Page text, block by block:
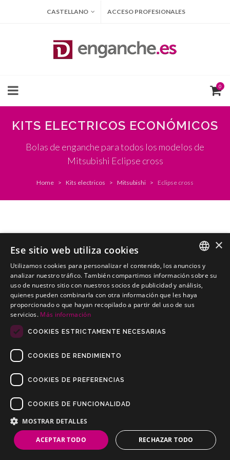
CASTELLANO ACCESO PROFESIONALES
0
KITS ELECTRICOS ECONÓMICOS
Bolas de enganche para todos los modelos de
Mitsubishi Eclipse cross
Home Kits electricos Mitsubishi Eclipse cross
MITSUBISHI Eclipse Cross SUV
Kits electricos económicos para MITSUBISHI Eclipse Cross SUV
Copyrights © 2019 Todos los Derechos Reservados Dilusur, S.L.
Condiciones de Venta /
Política de Privacidad
/Política de Cookies
SPANISH
PORTUGUESE
×
Ese sitio web utiliza cookies
Utilizamos cookies para personalizar el contenido, los anuncios y
analizar nuestro tráfico. También compartimos información sobre su
uso de nuestro sitio con nuestros socios de publicidad y análisis,
quienes pueden combinarla con otra información que les haya
proporcionado o que hayan recopilado a partir del uso de sus
servicios. Más información
COOKIES ESTRICTAMENTE NECESARIAS
COOKIES DE RENDIMIENTO
COOKIES DE PREFERENCIAS
COOKIES DE FUNCIONALIDAD
MOSTRAR DETALLES
ACEPTAR TODO RECHAZAR TODO